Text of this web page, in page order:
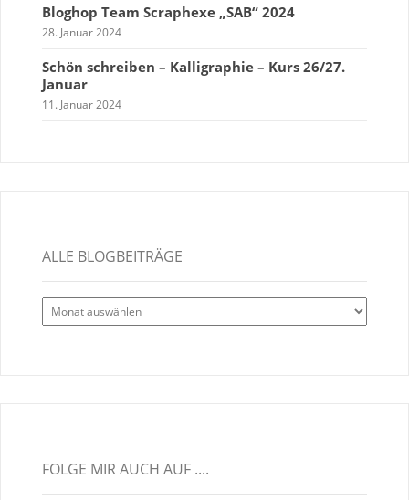
Bloghop Team Scraphexe „SAB“ 2024
28. Januar 2024
Schön schreiben – Kalligraphie – Kurs 26/27.
Januar
11. Januar 2024
ALLE BLOGBEITRÄGE
Alle
Blogbeiträge
FOLGE MIR AUCH AUF ....